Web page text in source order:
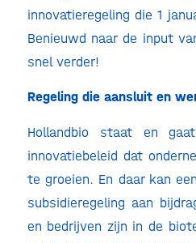
innovatieregeling die 1
Benieuwd naar de input
snel verder!
Regeling die aansluit en
Hollandbio staat en
innovatiebeleid dat
te groeien. En daar kan
subsidieregeling aan
en bedrijven zijn in de